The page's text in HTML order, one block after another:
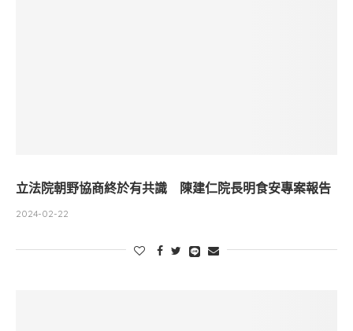
立法院朝野協商終於有共識 陳建仁院長明食安專案報告
2024-02-22